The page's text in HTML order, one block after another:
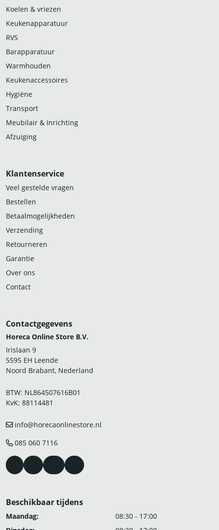
Koelen & vriezen
Keukenapparatuur
RVS
Barapparatuur
Warmhouden
Keukenaccessoires
Hygiëne
Transport
Meubilair & Inrichting
Afzuiging
Klantenservice
Veel gestelde vragen
Bestellen
Betaalmogelijkheden
Verzending
Retourneren
Garantie
Over ons
Contact
Contactgegevens
Horeca Online Store B.V.
Irislaan 9
5595 EH Leende
Noord Brabant, Nederland
BTW: NL864507616B01
KvK: 88114481
info@horecaonlinestore.nl
085 060 7116
Beschikbaar tijdens
Maandag:
08:30 - 17:00